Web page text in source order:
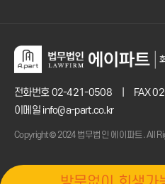
전화번호02-421-0508
FAX
이메일 info@a-part.co.kr
Copyright© 2024 법무법인 에이파트. All